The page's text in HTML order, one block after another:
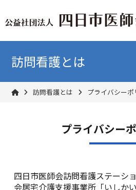
訪問看護とは
訪問看護とは プライバシーポ
プライバシー
四日市医師会訪問看護ステーシ
会居宅介護支援事業所「いしか